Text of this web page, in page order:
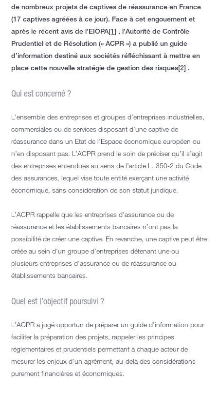
de nombreux projets de captives de réassurance en France
(17 captives agréées à ce jour). Face à cet engouement et
après le récent avis de l’EIOPA[1] , l’Autorité de Contrôle
Prudentiel et de Résolution (« ACPR ») a publié un guide
d’information destiné aux sociétés réfléchissant à mettre en
place cette nouvelle stratégie de gestion des risques[2] .
Qui est concerné ?
L’ensemble des entreprises et groupes d’entreprises industrielles,
commerciales ou de services disposant d’une captive de
réassurance dans un Etat de l’Espace économique européen ou
n’en disposant pas. L’ACPR prend le soin de préciser qu’il s’agit
des entreprises entendues au sens de l’article L. 350-2 du Code
des assurances, lequel vise toute entité exerçant une activité
économique, sans considération de son statut juridique.
L’ACPR rappelle que les entreprises d’assurance ou de
réassurance et les établissements bancaires n’ont pas la
possibilité de créer une captive. En revanche, une captive peut être
créée au sein d’un groupe d’entreprises détenant une ou
plusieurs entreprises d’assurance ou de réassurance ou
établissements bancaires.
Quel est l’objectif poursuivi ?
L’ACPR a jugé opportun de préparer un guide d’information pour
faciliter la préparation des projets, rappeler les principes
réglementaires et prudentiels permettant à chaque acteur de
mesurer les enjeux d’un agrément, au-delà des considérations
purement financières et économiques.